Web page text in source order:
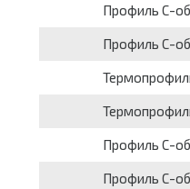
Профиль С-
Профиль С-
Профиль С-
Профиль С-